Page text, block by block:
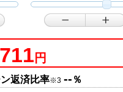
円
返済比率※3 -- ％